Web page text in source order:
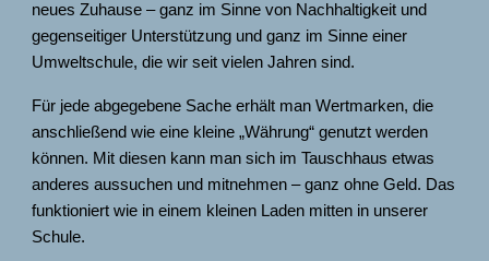
neues Zuhause – ganz im Sinne von Nachhaltigkeit und
gegenseitiger Unterstützung und ganz im Sinne einer
Umweltschule, die wir seit vielen Jahren sind.
Für jede abgegebene Sache erhält man Wertmarken, die
anschließend wie eine kleine „Währung“ genutzt werden
können. Mit diesen kann man sich im Tauschhaus etwas
anderes aussuchen und mitnehmen – ganz ohne Geld. Das
funktioniert wie in einem kleinen Laden mitten in unserer
Schule.